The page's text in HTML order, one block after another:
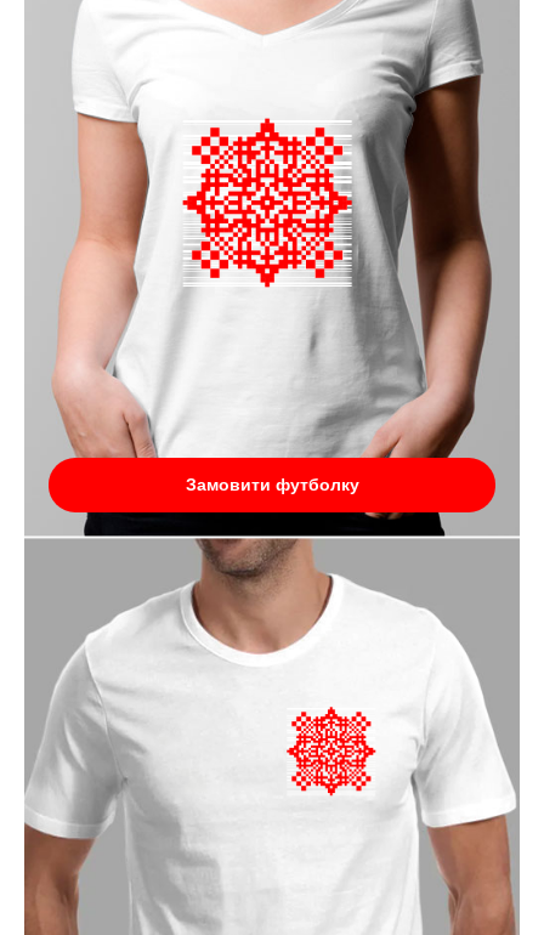
Замовити футболку